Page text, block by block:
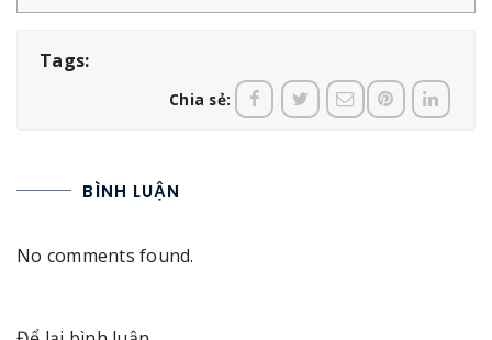
Tags:
Chia sẻ:
BÌNH LUẬN
No comments found.